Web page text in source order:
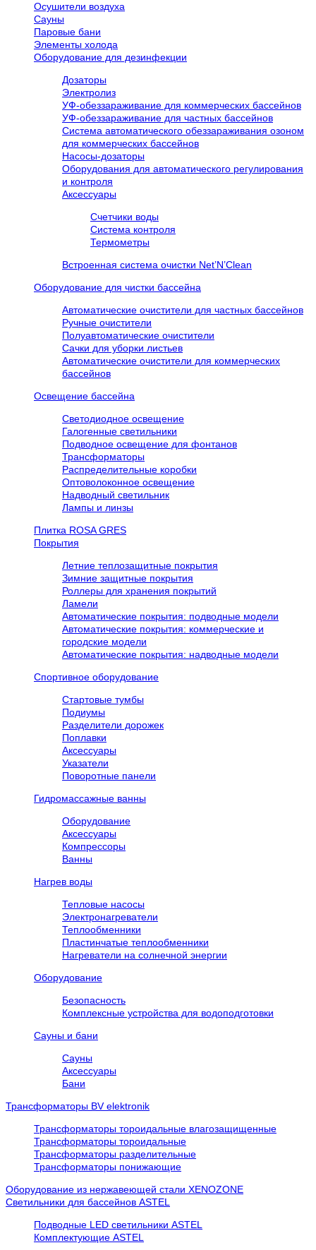
Осушители воздуха
Сауны
Паровые бани
Элементы холода
Оборудование для дезинфекции
Дозаторы
Электролиз
УФ-обеззараживание для коммерческих бассейнов
УФ-обеззараживание для частных бассейнов
Система автоматического обеззараживания озоном
для коммерческих бассейнов
Насосы-дозаторы
Оборудования для автоматического регулирования
и контроля
Аксессуары
Счетчики воды
Система контроля
Термометры
Встроенная система очистки Net’N’Clean
Оборудование для чистки бассейна
Автоматические очистители для частных бассейнов
Ручные очистители
Полуавтоматические очистители
Сачки для уборки листьев
Автоматические очистители для коммерческих
бассейнов
Освещение бассейна
Светодиодное освещение
Галогенные светильники
Подводное освещение для фонтанов
Трансформаторы
Распределительные коробки
Оптоволоконное освещение
Надводный светильник
Лампы и линзы
Плитка ROSA GRES
Покрытия
Летние теплозащитные покрытия
Зимние защитные покрытия
Роллеры для хранения покрытий
Ламели
Автоматические покрытия: подводные модели
Автоматические покрытия: коммерческие и
городские модели
Автоматические покрытия: надводные модели
Спортивное оборудование
Стартовые тумбы
Подиумы
Разделители дорожек
Поплавки
Аксессуары
Указатели
Поворотные панели
Гидромассажные ванны
Оборудование
Аксессуары
Компрессоры
Ванны
Нагрев воды
Тепловые насосы
Электронагреватели
Теплообменники
Пластинчатые теплообменники
Нагреватели на солнечной энергии
Оборудование
Безопасность
Комплексные устройства для водоподготовки
Сауны и бани
Сауны
Аксессуары
Бани
Трансформаторы BV elektronik
Трансформаторы тороидальные влагозащищенные
Трансформаторы тороидальные
Трансформаторы разделительные
Трансформаторы понижающие
Оборудование из нержавеющей стали XENOZONE
Cветильники для бассейнов ASTEL
Подводные LED светильники ASTEL
Комплектующие ASTEL